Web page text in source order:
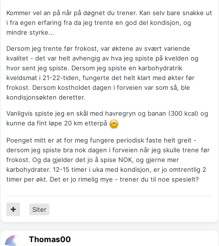
Kommer vel an på når på døgnet du trener. Kan selv bare snakke ut
i fra egen erfaring fra da jeg trente en god del kondisjon, og
mindre styrke...
Dersom jeg trente før frokost, var øktene av svært variende
kvalitet - det var helt avhengig av hva jeg spiste på kvelden og
hvor sent jeg spiste. Dersom jeg spiste en karbohydratrik
kveldsmat i 21-22-tiden, fungerte det helt klart med økter før
frokost. Dersom kostholdet dagen i forveien var som så, ble
kondisjonsøkten deretter.
Vanligvis spiste jeg en skål med havregryn og banan (300 kcal) og
kunne da fint løpe 20 km etterpå
Poenget mitt er at for meg fungere periodisk faste helt greit -
dersom jeg spiste bra nok dagen i forveien når jeg skulle trene før
frokost. Og da gjelder det jo å spise NOK, og gjerne mer
karbohydrater. 12-15 timer i uka med kondisjon, er jo omtrentlig 2
timer per økt. Det er jo rimelig mye - trener du til noe spesielt?
Siter
Thomas00